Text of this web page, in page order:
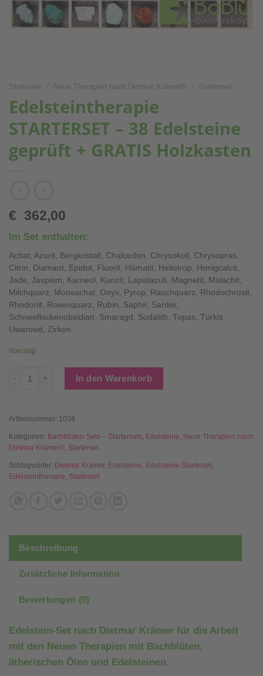
Startseite Neue Therapien nach Dietmar Krämer® Starterset
Edelsteintherapie
STARTERSET – 38 Edelsteine
geprüft + GRATIS Holzkasten
€ 362,00
Im Set enthalten:
Achat, Azurit, Bergkristall, Chalcedon, Chrysokoll, Chrysopras,
Citrin, Diamant, Epidot, Fluorit, Hämatit, Heliotrop, Honigcalcit,
Jade, Jaspism, Karneol, Kunzit, Lapislazuli, Magnetit, Malachit,
Milchquarz, Moosachat, Onyx, Pyrop, Rauchquarz, Rhodochrosit,
Rhodonit, Rosenquarz, Rubin, Saphir, Sarder,
Schneeflockenobsidian, Smaragd, Sodalith, Topas, Türkis,
Uwarowit, Zirkon
Vorrätig
Edelsteintherapie STARTERSET - 38 Edelsteine geprüft +
In den Warenkorb
Artikelnummer: 1038
Kategorien: Bachblüten-Sets – Startersets, Edelsteine, Neue Therapien nach
Dietmar Krämer®, Starterset
Schlagwörter: Dietmar Krämer, Edelsteine, Edelsteine Starterset,
Edelsteintherapie, Starterset
Beschreibung
Zusätzliche Information
Bewertungen (0)
Edelstein-Set nach Dietmar Krämer für die Arbeit
mit den Neuen Therapien mit Bachblüten,
ätherischen Ölen und Edelsteinen.